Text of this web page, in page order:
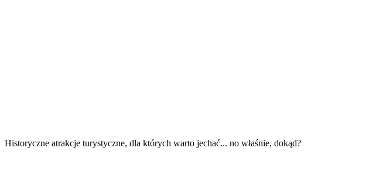
Historyczne atrakcje turystyczne, dla których warto jechać... no właśnie, dokąd?